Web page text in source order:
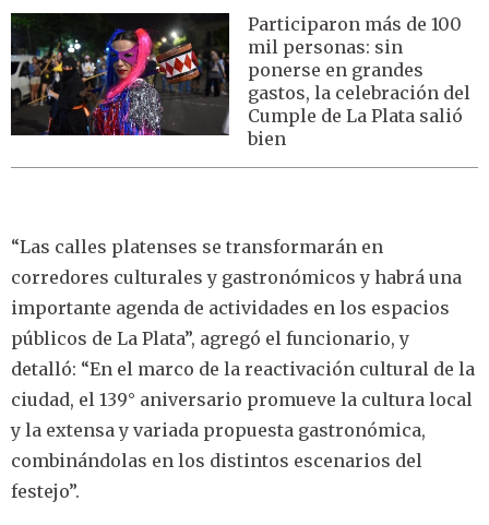
Participaron más de 100
mil personas: sin
ponerse en grandes
gastos, la celebración del
Cumple de La Plata salió
bien
“Las calles platenses se transformarán en
corredores culturales y gastronómicos y habrá una
importante agenda de actividades en los espacios
públicos de La Plata”, agregó el funcionario, y
detalló: “En el marco de la reactivación cultural de la
ciudad, el 139° aniversario promueve la cultura local
y la extensa y variada propuesta gastronómica,
combinándolas en los distintos escenarios del
festejo”.